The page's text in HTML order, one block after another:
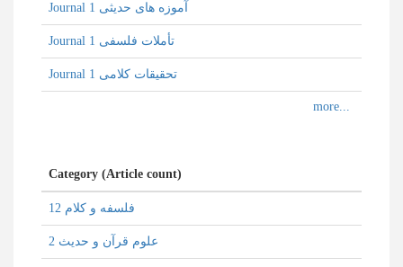
Journal آموزه های حدیثی 1
Journal تأملات فلسفی 1
Journal تحقیقات کلامی 1
Category (Article count)
فلسفه و کلام 12
علوم قرآن و حدیث 2